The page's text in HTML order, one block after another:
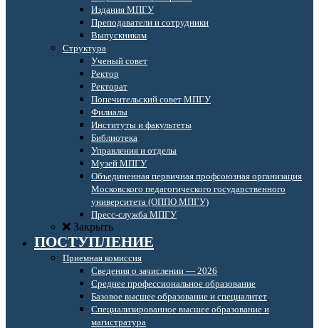
Издания МПГУ
Преподаватели и сотрудники
Выпускникам
Структура
Ученый совет
Ректор
Ректорат
Попечительский совет МПГУ
Филиалы
Институты и факультеты
Библиотека
Управления и отделы
Музей МПГУ
Объединенная первичная профсоюзная организация
Московского педагогического государственного
университета (ОППО МПГУ)
Пресс-служба МПГУ
Закрыть
ПОСТУПЛЕНИЕ
Приемная комиссия
Сведения о зачислении — 2026
Среднее профессиональное образование
Базовое высшее образование и специалитет
Специализированное высшее образование и
магистратура